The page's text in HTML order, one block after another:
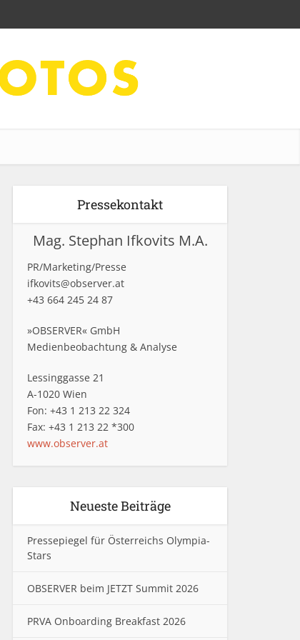
Pressekontakt
Mag. Stephan Ifkovits M.A.
PR/Marketing/Presse
ifkovits@observer.at
+43 664 245 24 87
»OBSERVER« GmbH
Medienbeobachtung & Analyse
Lessinggasse 21
A-1020 Wien
Fon: +43 1 213 22 324
Fax: +43 1 213 22 *300
www.observer.at
Neueste Beiträge
Pressepiegel für Österreichs Olympia-
Stars
OBSERVER beim JETZT Summit 2026
PRVA Onboarding Breakfast 2026